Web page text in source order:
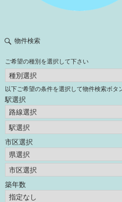
物件検索
ご希望の種別を選択して下さい
以下ご希望の条件を選択して物件検索ボタ
駅選択
市区選択
築年数